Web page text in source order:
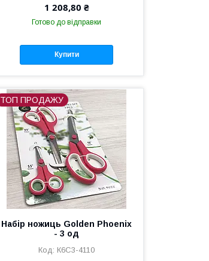
1 208,80 ₴
Готово до відправки
Купити
ТОП ПРОДАЖУ
Набір ножиць Golden Phoenix
- 3 од
К6С3-4110